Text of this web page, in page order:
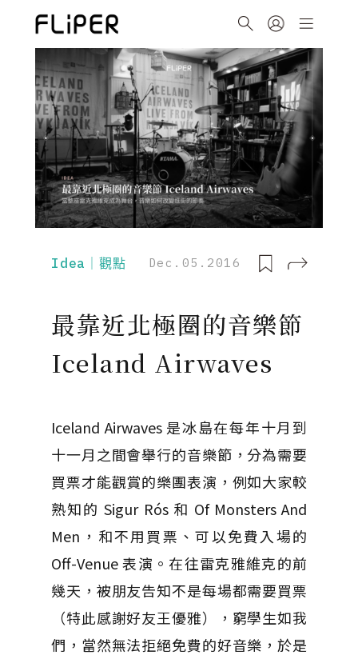
Idea｜觀點 Dec.05.2016
最靠近北極圈的音樂節
Iceland Airwaves
Iceland Airwaves 是冰島在每年十月到
十一月之間會舉行的音樂節，分為需要
買票才能觀賞的樂團表演，例如大家較
熟知的 Sigur Rós 和 Of Monsters And
Men，和不用買票、可以免費入場的
Off-Venue 表演。在往雷克雅維克的前
幾天，被朋友告知不是每場都需要買票
（特此感謝好友王優雅），窮學生如我
們，當然無法拒絕免費的好音樂，於是